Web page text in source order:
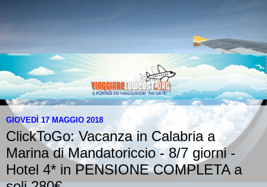
GIOVEDÌ 17 MAGGIO 2018
ClickToGo: Vacanza in Calabria a
Marina di Mandatoriccio - 8/7 giorni -
Hotel 4* in PENSIONE COMPLETA a